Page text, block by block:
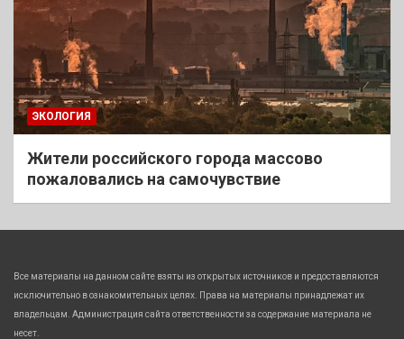
ЭКОЛОГИЯ
Жители российского города массово
пожаловались на самочувствие
Все материалы на данном сайте взяты из открытых источников и предоставляются
исключительно в ознакомительных целях. Права на материалы принадлежат их
владельцам. Администрация сайта ответственности за содержание материала не
несет.